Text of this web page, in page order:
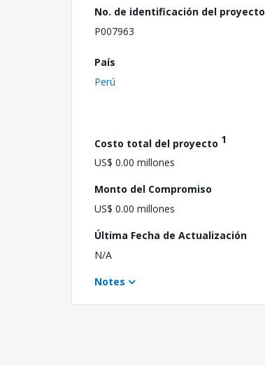
No. de identificación del proyecto
P007963
País
Perú
Costo total del proyecto 1
US$ 0.00 millones
Monto del Compromiso
US$ 0.00 millones
Última Fecha de Actualización
N/A
Notes